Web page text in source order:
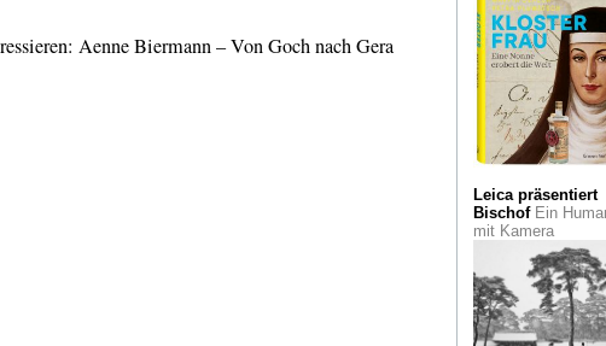
Aenne Biermann – Von Goch nach Gera
La TouretteNahe
Ein Kloster aus
zur Einkehr und
Besinnung
Wie regierte Karl
Große?Ein Essay
liefert ein
legendären
Frankenkönig
Sie dürfte in
diesem Jahr die
gewesen sein: die
Kunstmesse
art ruhr.
Leica präsentiert
BischofEin
mit Kamera